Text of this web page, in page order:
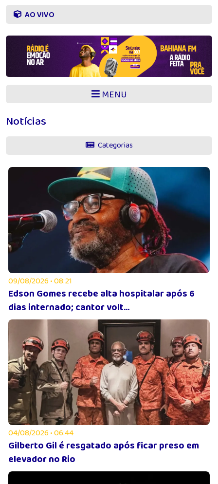
AO VIVO
MENU
Notícias
Categorias
09/08/2026 • 08:21
Edson Gomes recebe alta hospitalar após 6
dias internado; cantor volt...
04/08/2026 • 06:44
Gilberto Gil é resgatado após ficar preso em
elevador no Rio